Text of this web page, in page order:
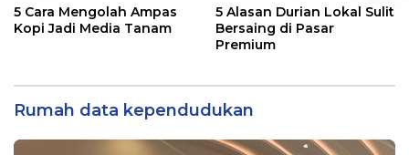
5 Cara Mengolah Ampas
Kopi Jadi Media Tanam
5 Alasan Durian Lokal Sulit
Bersaing di Pasar
Premium
Rumah data kependudukan